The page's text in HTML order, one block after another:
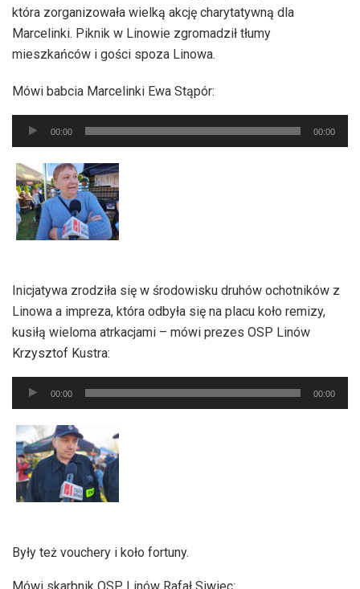
która zorganizowała wielką akcję charytatywną dla
Marcelinki. Piknik w Linowie zgromadził tłumy
mieszkańców i gości spoza Linowa.
Mówi babcia Marcelinki Ewa Stąpór:
Odtwarzacz
plików
dźwiękowych
00:00 00:00
Inicjatywa zrodziła się w środowisku druhów ochotników z
Linowa a impreza, która odbyła się na placu koło remizy,
kusiłą wieloma atrkacjami – mówi prezes OSP Linów
Krzysztof Kustra:
Odtwarzacz
plików
dźwiękowych
00:00 00:00
Były też vouchery i koło fortuny.